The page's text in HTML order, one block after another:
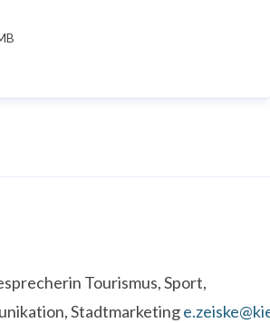
Tourismus, Sport,
Stadtmarketing